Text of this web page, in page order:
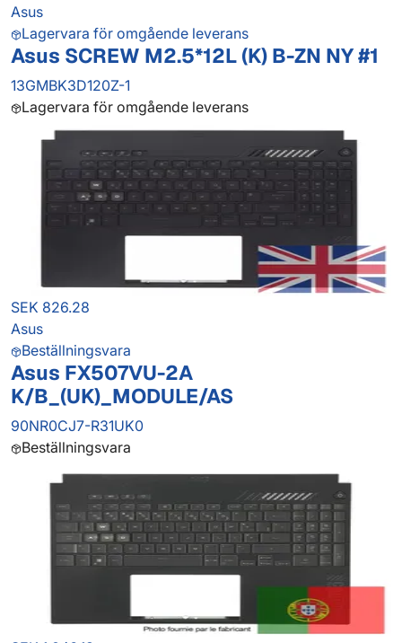
Asus
Lagervara för omgående leverans
Asus SCREW M2.5*12L (K) B-ZN NY #1
13GMBK3D120Z-1
Lagervara för omgående leverans
SEK 826.28
Asus
Beställningsvara
Asus FX507VU-2A
K/B_(UK)_MODULE/AS
90NR0CJ7-R31UK0
Beställningsvara